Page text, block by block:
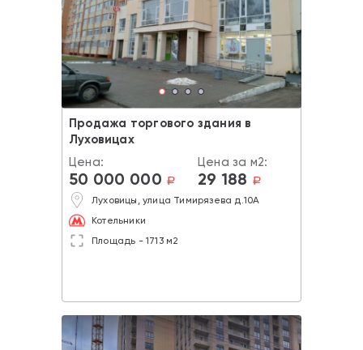
Продажа торгового здания в
Луховицах
Цена:
50 000 000 a
Цена за м2:
29 188 a
Луховицы, улица Тимирязева д.10А
Котельники
Площадь - 1713 м2